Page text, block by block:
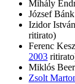
Mihály
József
Izidor
ritirato)
Ferenc
2003
Miklós
Zsolt